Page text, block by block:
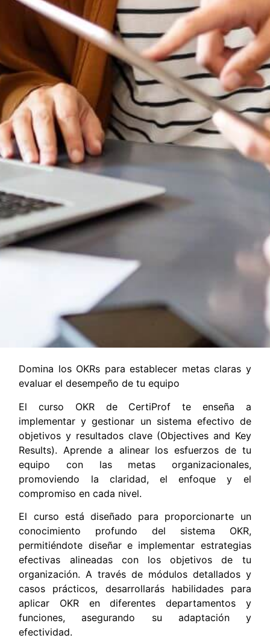
Domina los OKRs para establecer metas claras y
evaluar el desempeño de tu equipo
El curso OKR de CertiProf te enseña a
implementar y gestionar un sistema efectivo de
objetivos y resultados clave (Objectives and Key
Results). Aprende a alinear los esfuerzos de tu
equipo con las metas organizacionales,
promoviendo la claridad, el enfoque y el
compromiso en cada nivel.
El curso está diseñado para proporcionarte un
conocimiento profundo del sistema OKR,
permitiéndote diseñar e implementar estrategias
efectivas alineadas con los objetivos de tu
organización. A través de módulos detallados y
casos prácticos, desarrollarás habilidades para
aplicar OKR en diferentes departamentos y
funciones, asegurando su adaptación y
efectividad.